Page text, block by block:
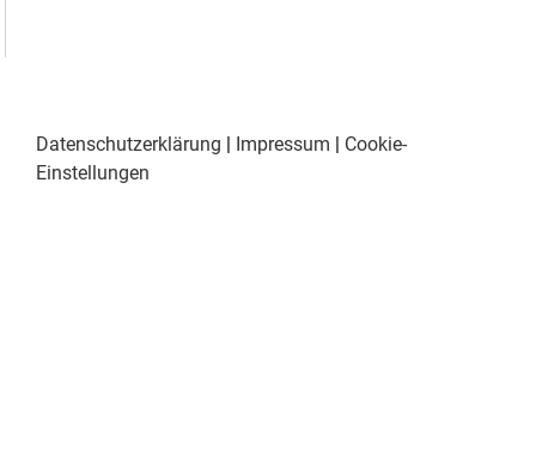
Datenschutzerklärung | Impressum | Cookie-
Einstellungen